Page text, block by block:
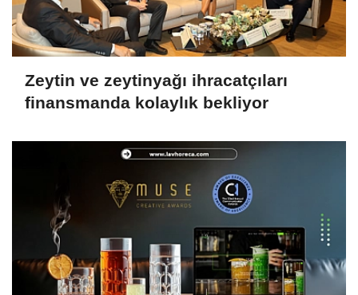
Zeytin ve zeytinyağı ihracatçıları
finansmanda kolaylık bekliyor